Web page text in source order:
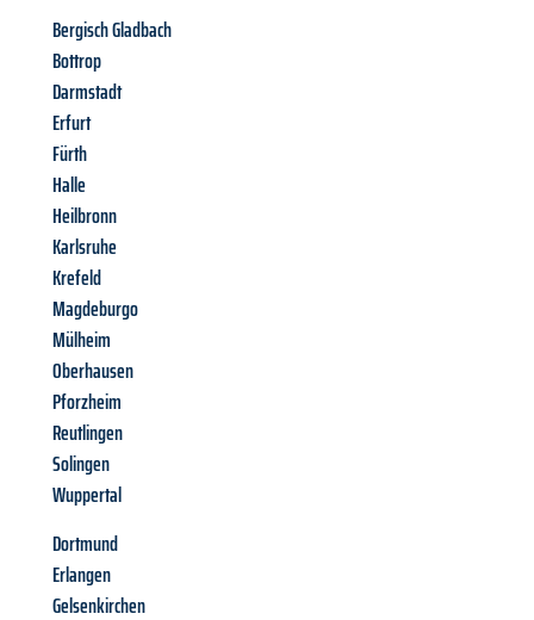
Bergisch Gladbach
Bottrop
Darmstadt
Erfurt
Fürth
Halle
Heilbronn
Karlsruhe
Krefeld
Magdeburgo
Mülheim
Oberhausen
Pforzheim
Reutlingen
Solingen
Wuppertal
Dortmund
Erlangen
Gelsenkirchen